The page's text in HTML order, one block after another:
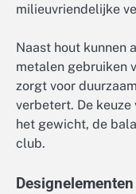
milieuvriendelijke
Naast hout kunnen
metalen gebruiken
zorgt voor
verbetert. De
het gewicht, de
club.